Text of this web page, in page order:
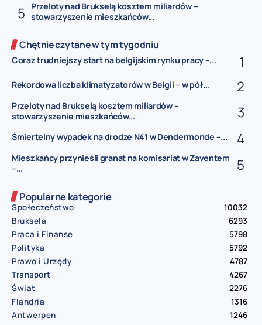
Przeloty nad Brukselą kosztem miliardów –
stowarzyszenie mieszkańców...
Chętnie czytane w tym tygodniu
Coraz trudniejszy start na belgijskim rynku pracy –...
Rekordowa liczba klimatyzatorów w Belgii – w pół...
Przeloty nad Brukselą kosztem miliardów –
stowarzyszenie mieszkańców...
Śmiertelny wypadek na drodze N41 w Dendermonde –...
Mieszkańcy przynieśli granat na komisariat w Zaventem
–...
Popularne kategorie
Społeczeństwo
10032
Bruksela
6293
Praca i Finanse
5798
Polityka
5792
Prawo i Urzędy
4787
Transport
4267
Świat
2276
Flandria
1316
Antwerpen
1246